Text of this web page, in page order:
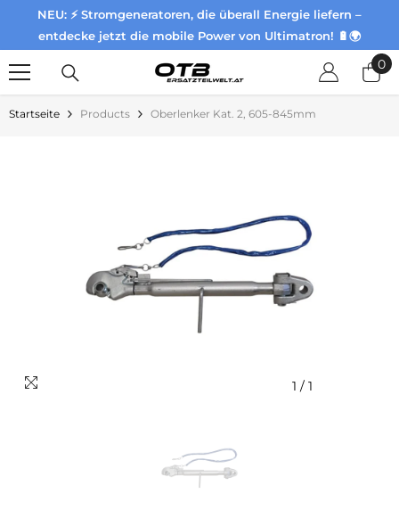
Zum Inhalt springen
NEU: ⚡ Stromgeneratoren, die überall Energie liefern –
entdecke jetzt die mobile Power von Ultimatron! 🔋🌍
0
0
Startseite Products Oberlenker Kat. 2, 605-845mm
1 / 1